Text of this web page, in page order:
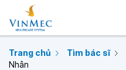
Trang chủ Tìm bác sĩ
Nhân